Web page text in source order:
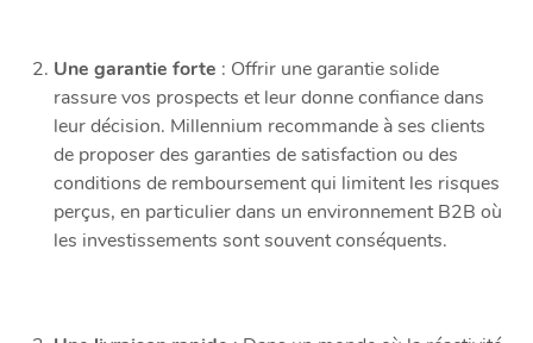
Une garantie forte : Offrir une garantie solide
rassure vos prospects et leur donne confiance dans
leur décision. Millennium recommande à ses clients
de proposer des garanties de satisfaction ou des
conditions de remboursement qui limitent les risques
perçus, en particulier dans un environnement B2B où
les investissements sont souvent conséquents.